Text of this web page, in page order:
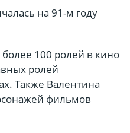
на 91-м году
100 ролей в кино
ролей
Также Валентина
фильмов